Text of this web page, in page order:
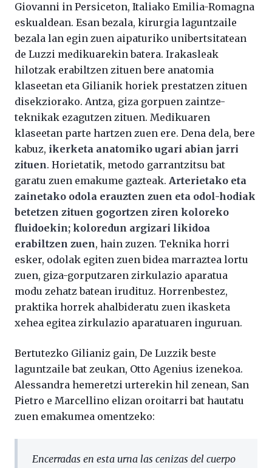
Giovanni in Persiceton, Italiako Emilia-Romagna
eskualdean. Esan bezala, kirurgia laguntzaile
bezala lan egin zuen aipaturiko unibertsitatean
de Luzzi medikuarekin batera. Irakasleak
hilotzak erabiltzen zituen bere anatomia
klaseetan eta Gilianik horiek prestatzen zituen
disekziorako. Antza, giza gorpuen zaintze-
teknikak ezagutzen zituen. Medikuaren
klaseetan parte hartzen zuen ere. Dena dela, bere
kabuz, ikerketa anatomiko ugari abian jarri
zituen. Horietatik, metodo garrantzitsu bat
garatu zuen emakume gazteak. Arterietako eta
zainetako odola erauzten zuen eta odol-hodiak
betetzen zituen gogortzen ziren koloreko
fluidoekin; koloredun argizari likidoa
erabiltzen zuen, hain zuzen. Teknika horri
esker, odolak egiten zuen bidea marraztea lortu
zuen, giza-gorputzaren zirkulazio aparatua
modu zehatz batean irudituz. Horrenbestez,
praktika horrek ahalbideratu zuen ikasketa
xehea egitea zirkulazio aparatuaren inguruan.
Bertutezko Gilianiz gain, De Luzzik beste
laguntzaile bat zeukan, Otto Agenius izenekoa.
Alessandra hemeretzi urterekin hil zenean, San
Pietro e Marcellino elizan oroitarri bat hautatu
zuen emakumea omentzeko:
Encerradas en esta urna las cenizas del cuerpo